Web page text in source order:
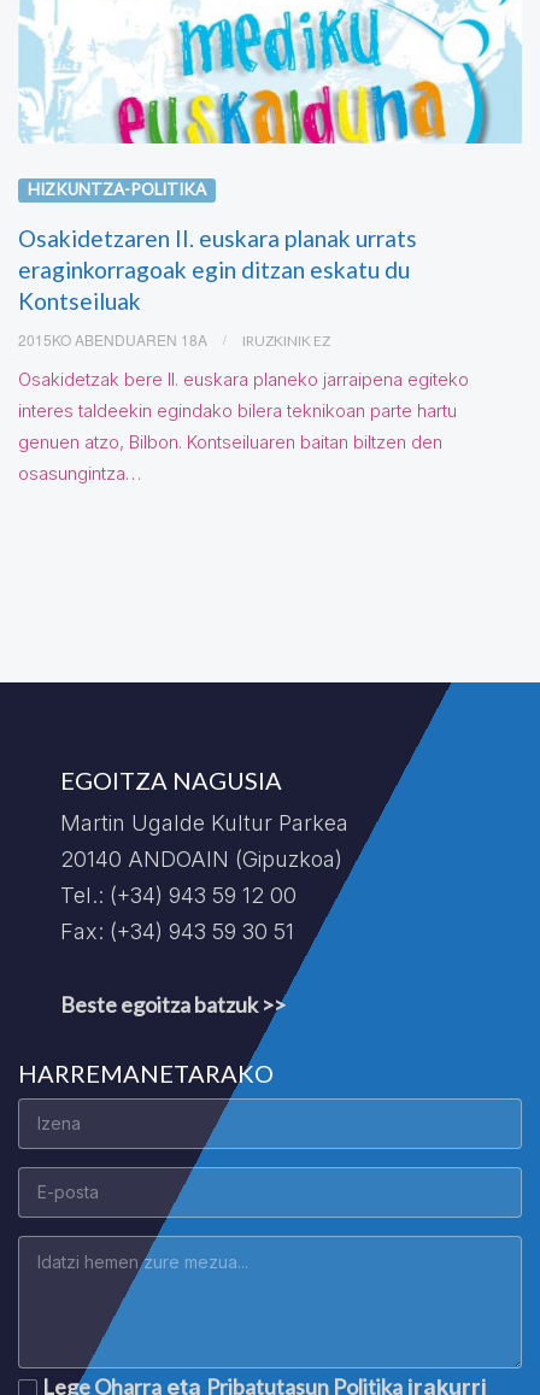
HIZKUNTZA-POLITIKA
Osakidetzaren II. euskara planak urrats
eraginkorragoak egin ditzan eskatu du
Kontseiluak
2015KO ABENDUAREN 18A IRUZKINIK EZ
Osakidetzak bere II. euskara planeko jarraipena egiteko
interes taldeekin egindako bilera teknikoan parte hartu
genuen atzo, Bilbon. Kontseiluaren baitan biltzen den
osasungintza…
EGOITZA NAGUSIA
Martin Ugalde Kultur Parkea
20140 ANDOAIN (Gipuzkoa)
Tel.: (+34) 943 59 12 00
Fax: (+34) 943 59 30 51
Beste egoitza batzuk >>
HARREMANETARAKO
Lege Oharra eta Pribatutasun Politika irakurri